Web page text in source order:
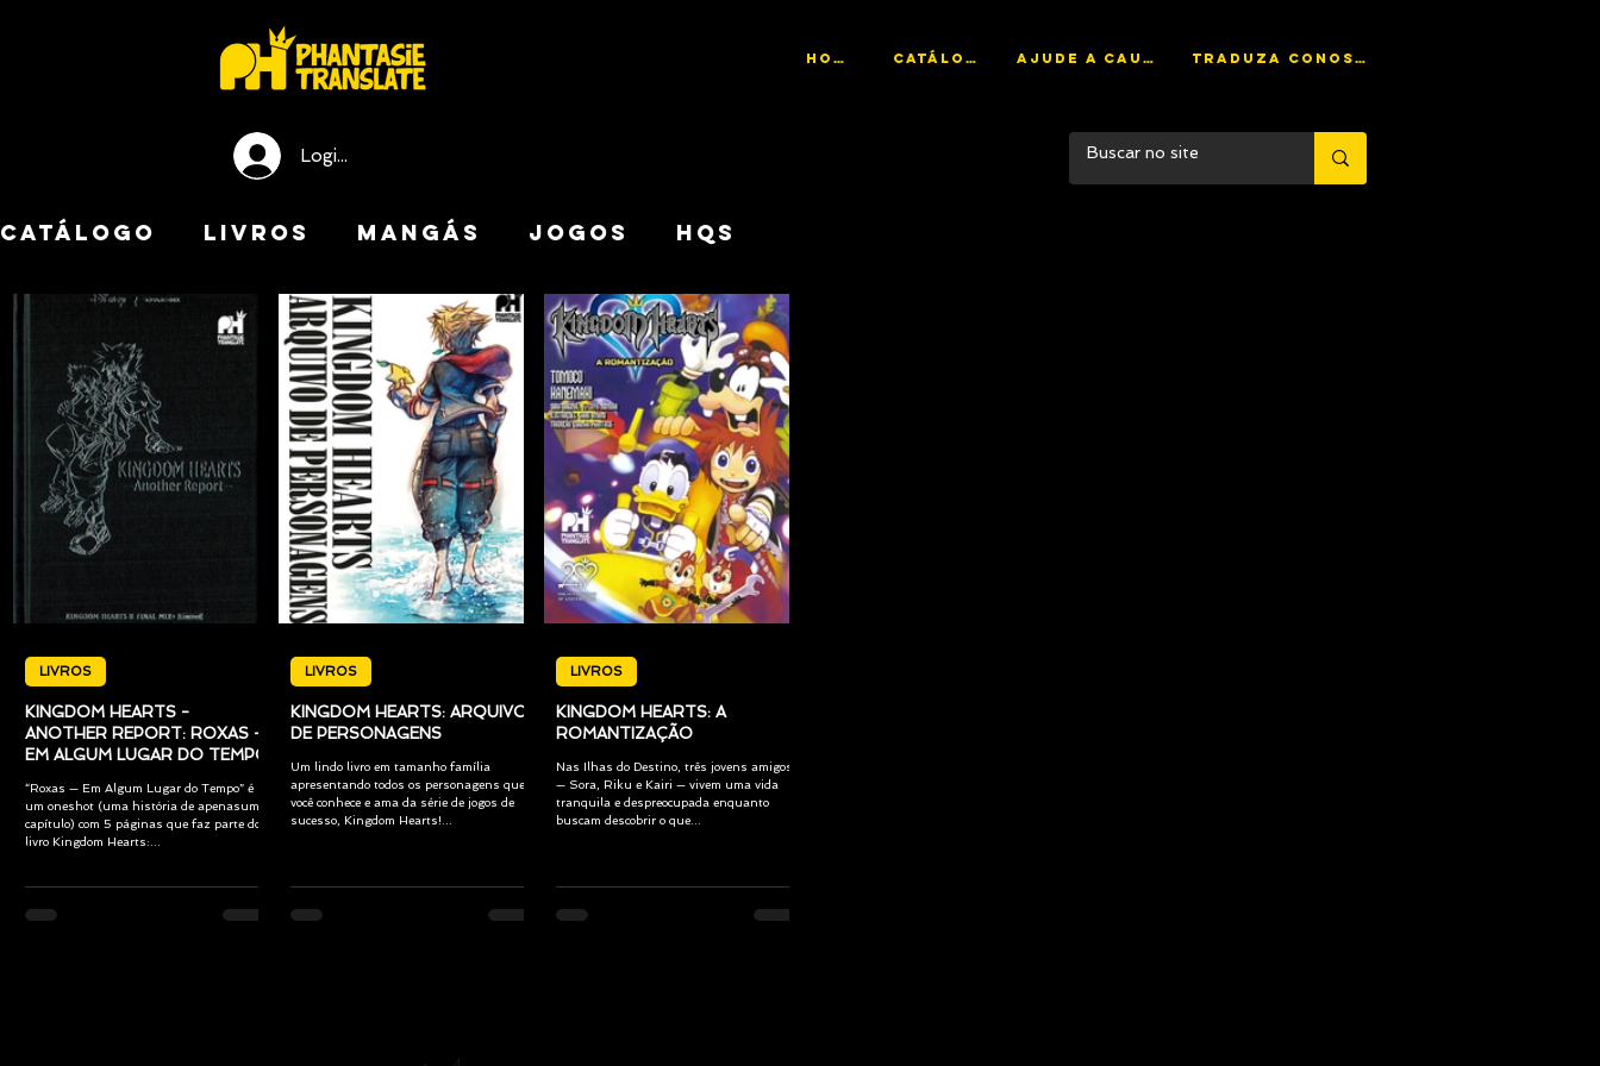
HOME CATÁLOGO AJUDE A CAUSA TRADUZA CONOSCO
Login / Registre-se
CATÁLOGO LIVROS MANGÁS JOGOS HQs
KINGDOM HEARTS -
ANOTHER REPORT: ROXAS —
EM ALGUM LUGAR DO TEMPO
“Roxas — Em Algum Lugar do Tempo” é
um oneshot (uma história de apenasum
capítulo) com 5 páginas que faz parte do
livro Kingdom Hearts:...
LIVROS
KINGDOM HEARTS: ARQUIVO
DE PERSONAGENS
Um lindo livro em tamanho família
apresentando todos os personagens que
você conhece e ama da série de jogos de
sucesso, Kingdom Hearts!...
LIVROS
KINGDOM HEARTS: A
ROMANTIZAÇÃO
Nas Ilhas do Destino, três jovens amigos
— Sora, Riku e Kairi — vivem uma vida
tranquila e despreocupada enquanto
buscam descobrir o que...
LIVROS